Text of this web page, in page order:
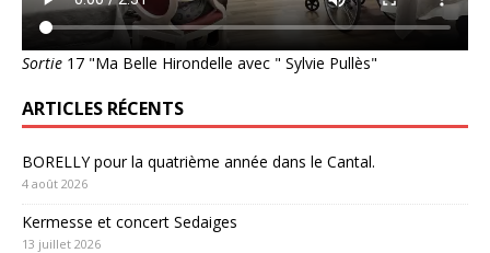
Sortie 17 "Ma Belle Hirondelle avec " Sylvie Pullès"
ARTICLES RÉCENTS
BORELLY pour la quatrième année dans le Cantal.
4 août 2026
Kermesse et concert Sedaiges
13 juillet 2026